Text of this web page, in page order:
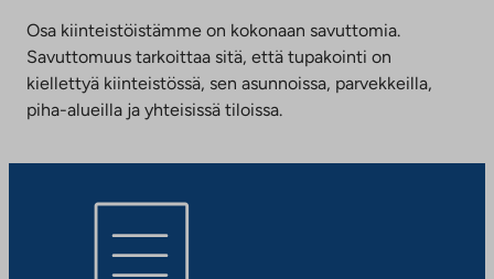
Osa kiinteistöistämme on kokonaan savuttomia.
Savuttomuus tarkoittaa sitä, että tupakointi on
kiellettyä kiinteistössä, sen asunnoissa, parvekkeilla,
piha-alueilla ja yhteisissä tiloissa.